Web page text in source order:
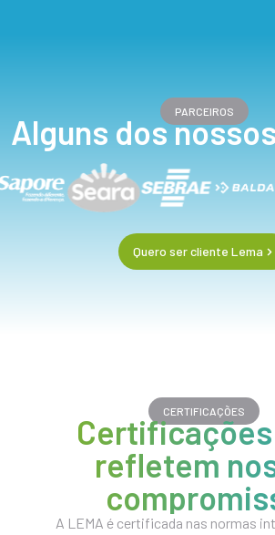
PARCEIROS
Alguns dos
Quero ser cliente Lema
CERTIFICAÇÕES
refletem
A LEMA é certificada nas normas